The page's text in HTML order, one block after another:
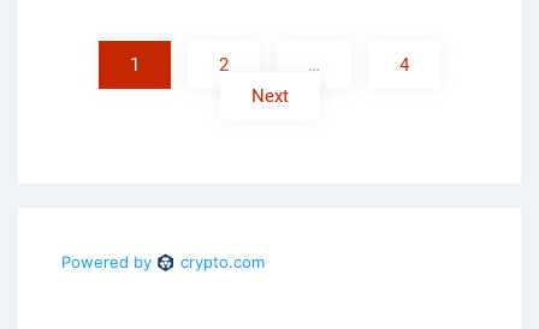
pagination
1 2 …
4
Next